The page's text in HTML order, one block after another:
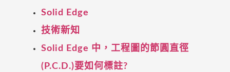
Solid Edge
技術新知
Solid Edge 中，工程圖的節圓直徑
(P.C.D.)要如何標註?